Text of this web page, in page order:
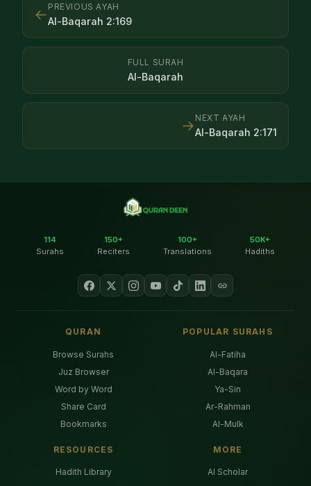
← PREVIOUS AYAH
Al-Baqarah 2:169
FULL SURAH
Al-Baqarah
NEXT AYAH
Al-Baqarah 2:171
→
114
Surahs
150+
Reciters
100+
Translations
50K+
Hadiths
QURAN
Browse Surahs
Juz Browser
Word by Word
Share Card
Bookmarks
POPULAR SURAHS
Al-Fatiha
Al-Baqara
Ya-Sin
Ar-Rahman
Al-Mulk
RESOURCES
Hadith Library
MORE
AI Scholar